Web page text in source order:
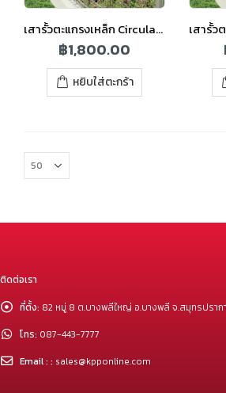
เสารั้วตะแกรงเหล็ก Circular 1.85 GY เทา
฿1,800.00
หยิบใส่ตะกร้า
ติดต่อเรา
ที่ตั้ง: 82 หมู่ 8 ต.บางพลีใหญ่ อ.บางพลี จ.สมุทรปราก
โทร: 087-443-7777
Email : : sales@kpponline.com